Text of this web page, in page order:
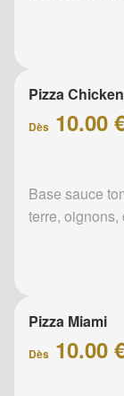
Pizza Chicken
Dès 10.00
Base sauce
terre, oignons,
Pizza Miami
Dès 10.00